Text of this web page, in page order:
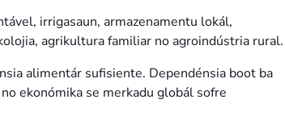
irrigasaun, armazenamentu lokál,
agrikultura familiar no agroindústria rural.
alimentár sufisiente. Dependénsia boot ba
ekonómika se merkadu globál sofre